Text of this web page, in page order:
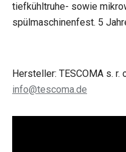
tiefkühltruhe- sowie
spülmaschinenfest. 5
Hersteller: TESCOMA s. r.
info@tescoma.de